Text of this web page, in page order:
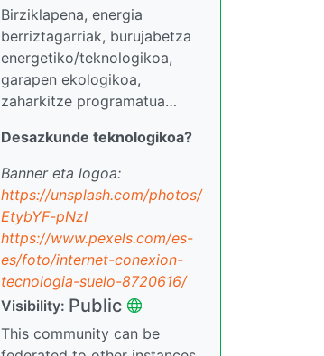
Birziklapena, energia
berriztagarriak, burujabetza
energetiko/teknologikoa,
garapen ekologikoa,
zaharkitze programatua…
Desazkunde teknologikoa?
Banner eta logoa:
https://unsplash.com/photos/
EtybYF-pNzI
https://www.pexels.com/es-
es/foto/internet-conexion-
tecnologia-suelo-8720616/
Visibility: Public
This community can be